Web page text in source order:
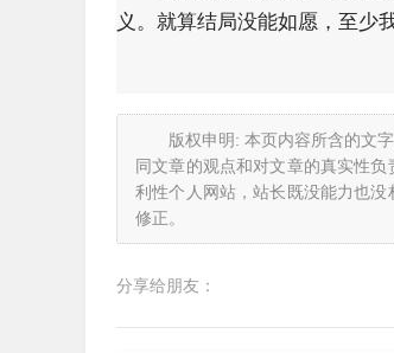
义。就算结局没能如愿，至少
版权申明: 本页内容所含的文
同文章的观点和对文章的真实性
利性个人网站，站长既没能力也
修正。
分享给朋友：